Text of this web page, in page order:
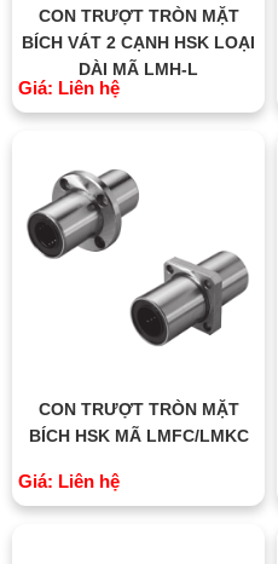
CON TRƯỢT TRÒN MẶT
BÍCH VÁT 2 CẠNH HSK LOẠI
DÀI MÃ LMH-L
Giá: Liên hệ
CON TRƯỢT TRÒN MẶT
BÍCH HSK MÃ LMFC/LMKC
Giá: Liên hệ